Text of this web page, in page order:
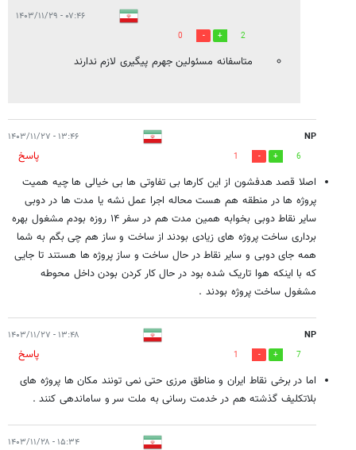
۰۷:۴۶ - ۱۴۰۳/۱۱/۲۹
2
0
متاسفانه مسئولین جهرم پیگیری لازم ندارند
NP ۱۳:۴۶ - ۱۴۰۳/۱۱/۲۷
6
1
پاسخ
اصلا قصد هدفشون از این کارها بی تفاوتی ها بی خیالی ها چیه همیت
پروژه ها در منطقه هم هست محاله اجرا عمل نشه یا مدت ها در دوبی
سایر نقاط دوبی بخوابه همین مدت هم در سفر ۱۴ روزه بودم مشغول بهره
برداری ساخت پروژه های زیادی بودند از ساخت و ساز هم چی بگم به شما
همه جای دوبی و سایر نقاط در حال ساخت و ساز پروژه ها هستند تا جایی
که با اینکه هوا تاریک شده بود در حال کار کردن بودن داخل محوطه
مشغول ساخت پروژه بودند .
NP ۱۳:۴۸ - ۱۴۰۳/۱۱/۲۷
7
1
پاسخ
اما در برخی نقاط ایران و مناطق مرزی حتی نمی تونند مکان ها پروژه های
بلاتکلیف گذشته هم در خدمت رسانی به ملت سر و ساماندهی کنند .
۱۵:۳۴ - ۱۴۰۳/۱۱/۲۸